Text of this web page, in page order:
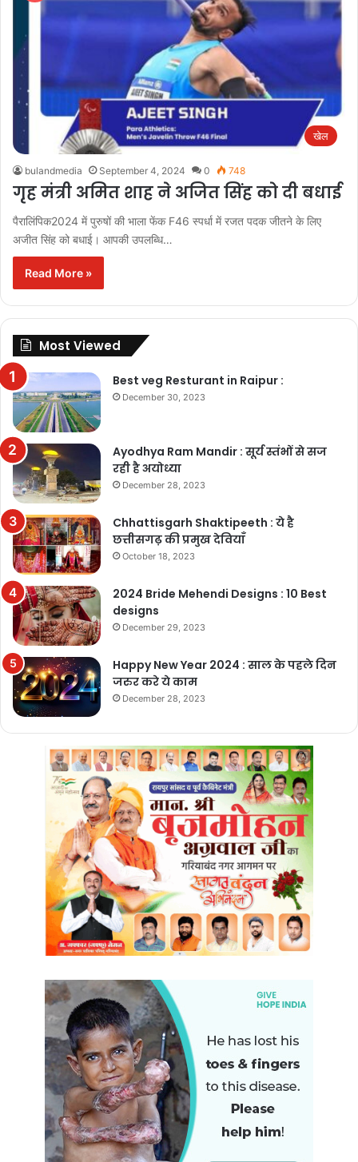
खेल
bulandmedia September 4, 2024 0 748
गृह मंत्री अमित शाह ने अजित सिंह को दी बधाई
पैरालिंपिक2024 में पुरुषों की भाला फेंक F46 स्पर्धा में रजत पदक जीतने के लिए
अजीत सिंह को बधाई। आपकी उपलब्धि…
Read More »
Most Viewed
Best veg Resturant in Raipur :
December 30, 2023
Ayodhya Ram Mandir : सूर्य स्तंभों से सज
रही है अयोध्या
December 28, 2023
Chhattisgarh Shaktipeeth : ये है
छत्तीसगढ़ की प्रमुख देवियाँ
October 18, 2023
2024 Bride Mehendi Designs : 10 Best
designs
December 29, 2023
Happy New Year 2024 : साल के पहले दिन
जरुर करे ये काम
December 28, 2023